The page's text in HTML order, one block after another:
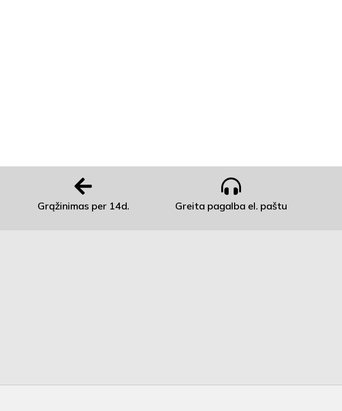
Grąžinimas per 14d. Greita pagalba el. paštu